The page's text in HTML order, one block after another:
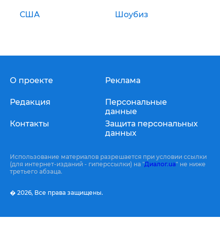
США Шоубиз
О проекте
Редакция
Контакты
Реклама
Персональные
данные
Защита персональных
данных
Использование материалов разрешается при условии ссылки
(для интернет-изданий - гиперссылки) на "Диалог.ua" не ниже
третьего абзаца.
� 2026, Все права защищены.